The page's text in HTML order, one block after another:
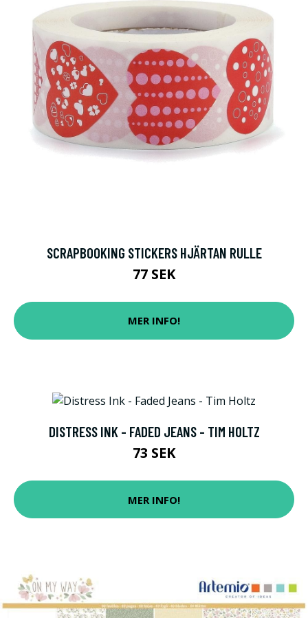
SCRAPBOOKING STICKERS HJÄRTAN RULLE
77 SEK
MER INFO!
DISTRESS INK - FADED JEANS - TIM HOLTZ
73 SEK
MER INFO!